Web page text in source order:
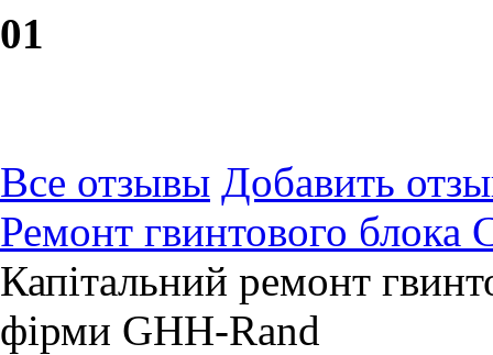
01
Все отзывы Добавить
Ремонт гвинтового блока
Капітальний ремонт
фірми GHH-Rand